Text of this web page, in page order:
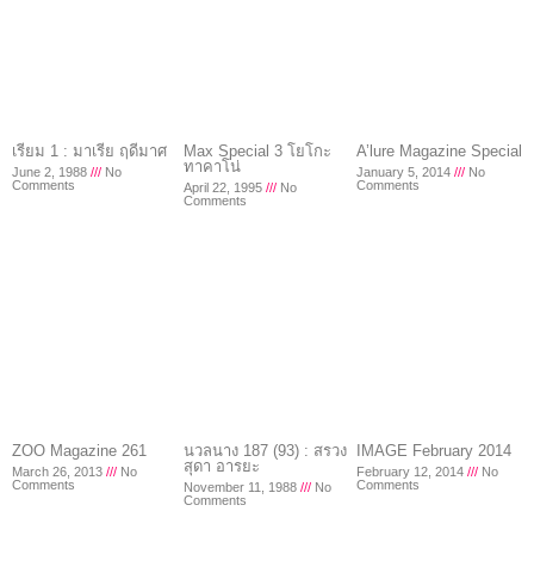
เรียม 1 : มาเรีย ฤดีมาศ
June 2, 1988
No
Comments
Max Special 3 โยโกะ
ทาคาโน่
April 22, 1995
No
Comments
A’lure Magazine Special
January 5, 2014
No
Comments
ZOO Magazine 261
March 26, 2013
No
Comments
นวลนาง 187 (93) : สรวง
สุดา อารยะ
November 11, 1988
No
Comments
IMAGE February 2014
February 12, 2014
No
Comments